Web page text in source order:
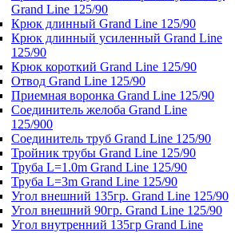
Grand Line 125/90
Крюк длинный Grand Line 125/90
Крюк длинный усиленный Grand Line
125/90
Крюк короткий Grand Line 125/90
Отвод Grand Line 125/90
Приемная воронка Grand Line 125/90
Соединитель желоба Grand Line
125/900
Соединитель труб Grand Line 125/90
Тройник трубы Grand Line 125/90
Труба L=1.0m Grand Line 125/90
Труба L=3m Grand Line 125/90
Угол внешний 135гр. Grand Line 125/90
Угол внешний 90гр. Grand Line 125/90
Угол внутренний 135гр Grand Line